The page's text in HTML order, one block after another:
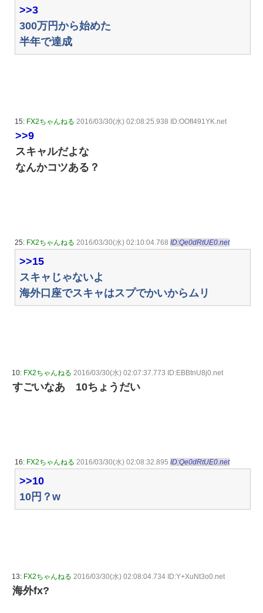
>>3
300万円から始めた
半年で達成
15: FX2ちゃんねる 2016/03/30(水) 02:08:25.938 ID:OOfI491YK.net
>>9
スキャルだよな
なんかコツある？
25: FX2ちゃんねる 2016/03/30(水) 02:10:04.768 ID:Qe0dRtUE0.net
>>15
スキャじゃないよ
海外口座でスキャはスプでかいからムリ
10: FX2ちゃんねる 2016/03/30(水) 02:07:37.773 ID:EBBtnU8j0.net
すごいなあ 10ちょうだい
16: FX2ちゃんねる 2016/03/30(水) 02:08:32.895 ID:Qe0dRtUE0.net
>>10
10円？w
13: FX2ちゃんねる 2016/03/30(水) 02:08:04.734 ID:Y+XuNt3o0.net
海外fx?